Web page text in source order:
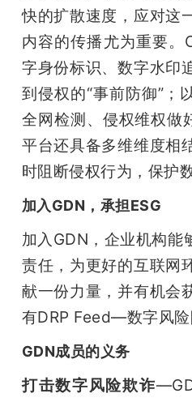
快的扩散速度，应对这
内容的传播尤为重要。
字身份标识、数字水印
到侵权的“事前防御”；
全网检测、侵权维权做
平台还具备多维维度相
时阻断侵权行为，保护
加入GDN，承担ESG
加入GDN，企业机构能
责任，为更好的互联网
献一份力量，并有机会
有DRP Feed—数字风险
GDN成员的义务
打击数字风险欺诈